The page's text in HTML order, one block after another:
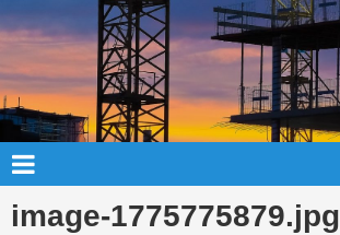
image-1775775879.jpg